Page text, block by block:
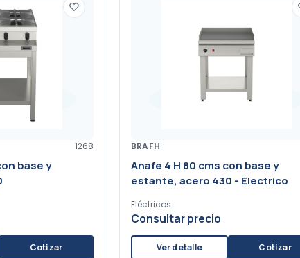
1268
base y
Cotizar
BRAFH
Anafe 4 H 80 cms con base y
estante, acero 430 - Electrico
Eléctricos
Consultar precio
Ver detalle Cotizar